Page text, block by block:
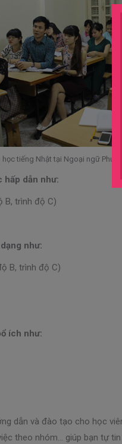
Nhật tại Ngoại ngữ
hấp dẫn như:
B, trình độ C)
như:
B, trình độ C)
ích như:
dẫn và đào tạo cho học
theo nhóm… giúp bạn tự